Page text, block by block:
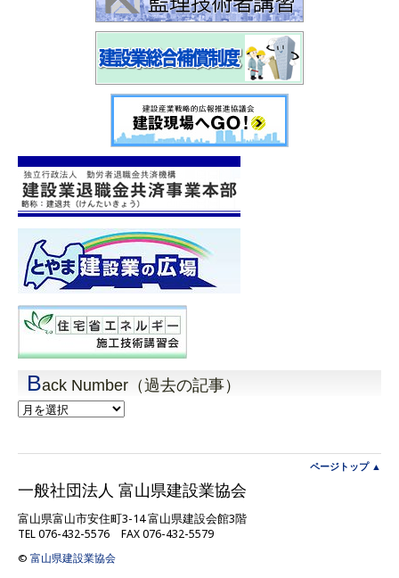
Back Number（過去の記事）
Back
Number（過
事）
ページトップ ▲
一般社団法人 富山県建設業協会
富山県富山市安住町3-14 富山県建設会館3階
TEL 076-432-5576 FAX 076-432-5579
© 富山県建設業協会